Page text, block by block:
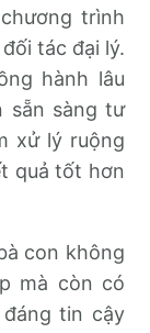
trình
tác đại lý.
hành lâu
sẵn sàng tư
xử lý ruộng
quả tốt hơn
con không
mà còn có
tin cậy